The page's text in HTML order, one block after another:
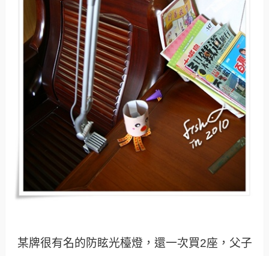
某牌很有名的防眩光檯燈，還一次買2座，父子